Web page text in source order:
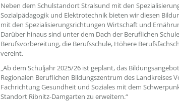
Neben dem Schulstandort Stralsund mit den
Sozialpädagogik und Elektrotechnik bieten wir diesen
mit den Spezialisierungsrichtungen Wirtschaft und
Darüber hinaus sind unter dem Dach der Beruflichen
Berufsvorbereitung, die Berufsschule, Höhere
vereint.
„Ab dem Schuljahr 2025/26 ist geplant, das
Regionalen Beruflichen Bildungszentrum des Landkreises
Fachrichtung Gesundheit und Soziales mit dem
Standort Ribnitz-Damgarten zu erweitern.“